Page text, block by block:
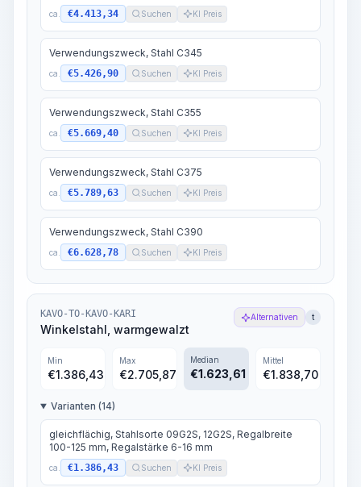
ca. €4.413,34 Suchen KI Preis
Verwendungszweck, Stahl C345
ca. €5.426,90 Suchen KI Preis
Verwendungszweck, Stahl C355
ca. €5.669,40 Suchen KI Preis
Verwendungszweck, Stahl C375
ca. €5.789,63 Suchen KI Preis
Verwendungszweck, Stahl C390
ca. €6.628,78 Suchen KI Preis
KAVO-TO-KAVO-KARI
Winkelstahl, warmgewalzt
Alternativen t
Min
€1.386,43
Max
€2.705,87
Median
€1.623,61
Mittel
€1.838,70
Varianten (14)
gleichflächig, Stahlsorte 09G2S, 12G2S, Regalbreite
100-125 mm, Regalstärke 6-16 mm
ca. €1.386,43 Suchen KI Preis